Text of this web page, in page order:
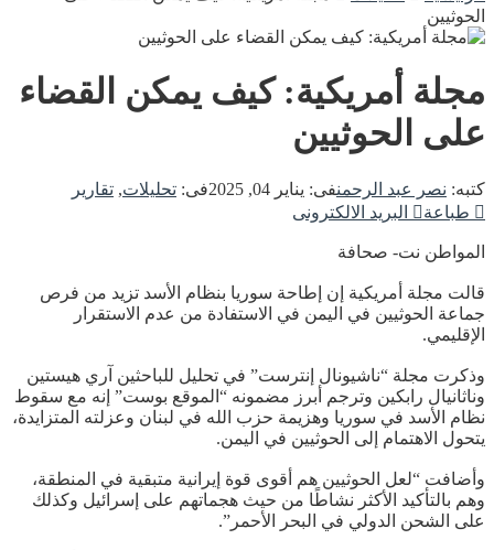
الحوثيين
مجلة أمريكية: كيف يمكن القضاء
على الحوثيين
كتبه: نصر عبد الرحمنفى: يناير 04, 2025 فى: تحليلات, تقارير
طباعة
البريد الالكترونى
المواطن نت- صحافة
قالت مجلة أمريكية إن إطاحة سوريا بنظام الأسد تزيد من فرص
جماعة الحوثيين في اليمن في الاستفادة من عدم الاستقرار
الإقليمي.
وذكرت مجلة “ناشيونال إنترست” في تحليل للباحثين آري هيستين
وناثانيال رابكين وترجم أبرز مضمونه “الموقع بوست” إنه مع سقوط
نظام الأسد في سوريا وهزيمة حزب الله في لبنان وعزلته المتزايدة،
يتحول الاهتمام إلى الحوثيين في اليمن.
وأضافت “لعل الحوثيين هم أقوى قوة إيرانية متبقية في المنطقة،
وهم بالتأكيد الأكثر نشاطًا من حيث هجماتهم على إسرائيل وكذلك
على الشحن الدولي في البحر الأحمر”.